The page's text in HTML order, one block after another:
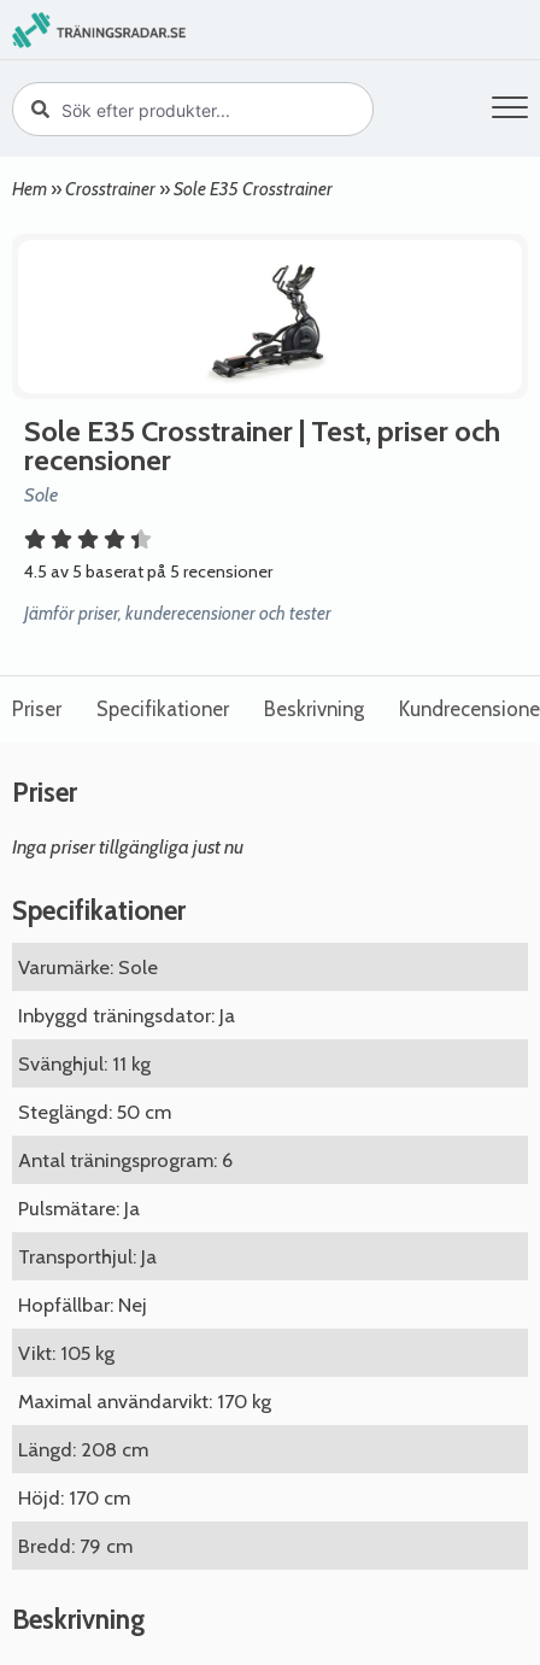
Hem »Crosstrainer »Sole E35 Crosstrainer
Sole E35 Crosstrainer | Test, priser och
recensioner
Sole
4.5 av 5 baserat på 5 recensioner
Jämför priser, kunderecensioner och tester
Priser Specifikationer Beskrivning
Priser
Inga priser tillgängliga just nu
Specifikationer
Varumärke: Sole
Inbyggd träningsdator: Ja
Svänghjul: 11 kg
Steglängd: 50 cm
Antal träningsprogram: 6
Pulsmätare: Ja
Transporthjul: Ja
Hopfällbar: Nej
Vikt: 105 kg
Maximal användarvikt: 170 kg
Längd: 208 cm
Höjd: 170 cm
Bredd: 79 cm
Beskrivning